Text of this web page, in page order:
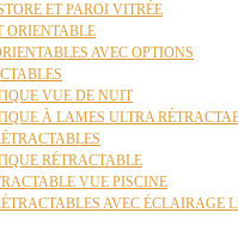
ET PAROI VITRÉE
ORIENTABLE
AVEC OPTIONS
VUE DE NUIT
À LAMES ULTRA
RÉTRACTABLE
VUE PISCINE
AVEC ÉCLAIRAGE